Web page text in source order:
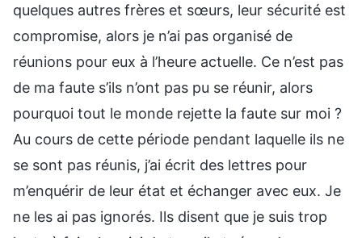
quelques autres frères et sœurs, leur sécurité est
compromise, alors je n’ai pas organisé de
réunions pour eux à l’heure actuelle. Ce n’est pas
de ma faute s’ils n’ont pas pu se réunir, alors
pourquoi tout le monde rejette la faute sur moi ?
Au cours de cette période pendant laquelle ils ne
se sont pas réunis, j’ai écrit des lettres pour
m’enquérir de leur état et échanger avec eux. Je
ne les ai pas ignorés. Ils disent que je suis trop